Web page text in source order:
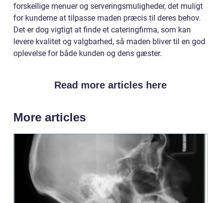
forskellige menuer og serveringsmuligheder, det muligt
for kunderne at tilpasse maden præcis til deres behov.
Det er dog vigtigt at finde et cateringfirma, som kan
levere kvalitet og valgbarhed, så maden bliver til en god
oplevelse for både kunden og dens gæster.
Read more articles here
More articles